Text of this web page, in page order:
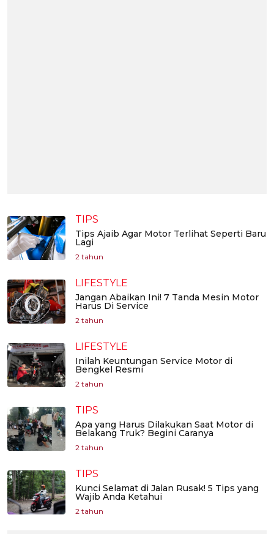
TIPS
Tips Ajaib Agar Motor Terlihat Seperti Baru
Lagi
2 tahun
LIFESTYLE
Jangan Abaikan Ini! 7 Tanda Mesin Motor
Harus Di Service
2 tahun
LIFESTYLE
Inilah Keuntungan Service Motor di
Bengkel Resmi
2 tahun
TIPS
Apa yang Harus Dilakukan Saat Motor di
Belakang Truk? Begini Caranya
2 tahun
TIPS
Kunci Selamat di Jalan Rusak! 5 Tips yang
Wajib Anda Ketahui
2 tahun